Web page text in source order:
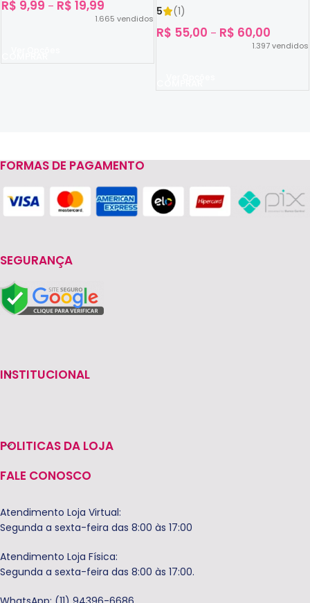
R$ 9,99 – R$ 19,99
1.665 vendidos
5
(1)
R$ 55,00 – R$ 60,00
1.397vendidos
Read more
FORMAS DE PAGAMENTO
SEGURANÇA
INSTITUCIONAL
POLITICAS DA LOJA
FALE CONOSCO
Atendimento Loja Virtual:
Segunda a sexta-feira das 8:00 às 17:00
Atendimento Loja Física:
Segunda a sexta-feira das 8:00 às 17:00.